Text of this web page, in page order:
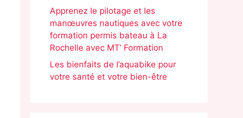
Apprenez le pilotage et les
manœuvres nautiques avec votre
formation permis bateau à La
Rochelle avec MT’ Formation
Les bienfaits de l’aquabike pour
votre santé et votre bien-être